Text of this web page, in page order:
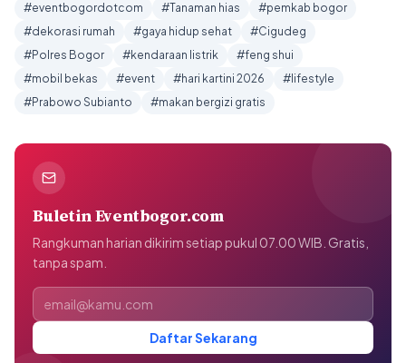
#eventbogordotcom #Tanaman hias
#pemkab bogor
#dekorasi rumah
#gaya hidup sehat
#Cigudeg
#Polres Bogor
#kendaraan listrik
#feng shui
#mobil bekas
#event #hari kartini 2026
#lifestyle
#Prabowo Subianto
#makan bergizi gratis
Buletin Eventbogor.com
Rangkuman harian dikirim setiap pukul 07.00 WIB. Gratis,
tanpa spam.
Alamat email
Daftar Sekarang